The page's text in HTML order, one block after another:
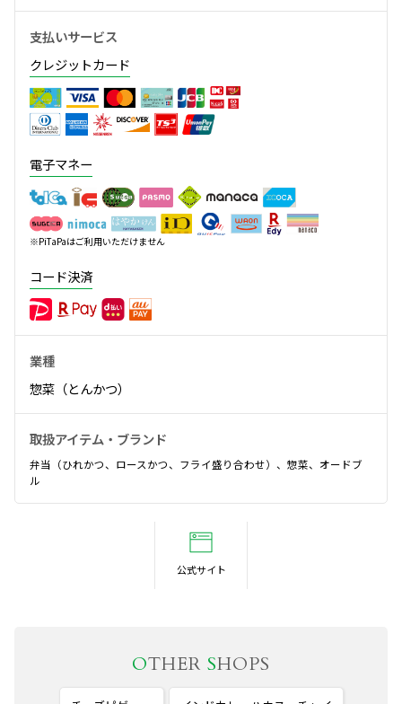
支払いサービス
クレジットカード
電子マネー
※PiTaPaはご利用いただけません
コード決済
業種
惣菜（とんかつ）
取扱アイテム・ブランド
弁当（ひれかつ、ロースかつ、フライ盛り合わせ）、惣菜、オードブ
ル
公式サイト
OTHER SHOPS